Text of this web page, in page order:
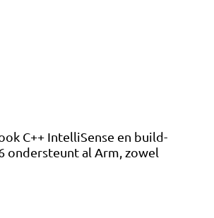
C++ IntelliSense en build-
ondersteunt al Arm, zowel